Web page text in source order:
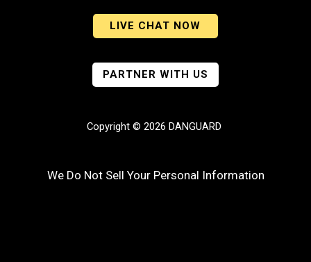
LIVE CHAT NOW
PARTNER WITH US
Copyright © 2026 DANGUARD
We Do Not Sell Your Personal Information